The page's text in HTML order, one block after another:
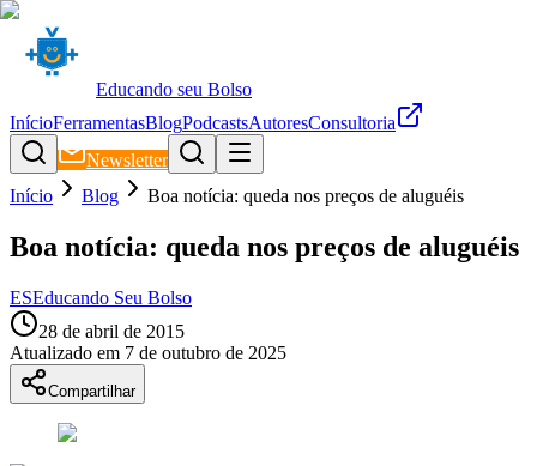
Educando seu Bolso
InícioFerramentasBlogPodcastsAutoresConsultoria
Newsletter
Início
Blog Boa notícia: queda nos preços de aluguéis
Boa notícia: queda nos preços de aluguéis
ESEducando Seu Bolso
28 de abril de 2015
Atualizado em 7 de outubro de 2025
Compartilhar